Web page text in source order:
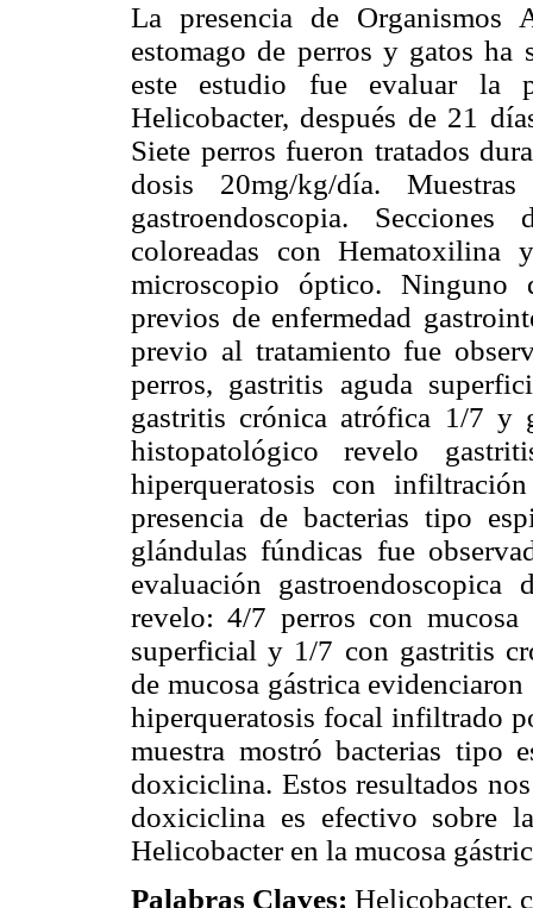
La presencia de Organismos
estomago de perros y gatos
este estudio fue evaluar la
Helicobacter, después de 21
Siete perros fueron tratados
dosis 20mg/kg/día.
gastroendoscopia.
coloreadas con
microscopio óptico. Ninguno
previos de enfermedad
previo al tratamiento fue
perros, gastritis aguda
gastritis crónica atrófica 1/7 y
histopatológico revelo
hiperqueratosis con
presencia de bacterias tipo
glándulas fúndicas fue
evaluación
revelo: 4/7 perros con
superficial y 1/7 con gastritis
de mucosa gástrica
hiperqueratosis focal infiltrado
muestra mostró bacterias tipo
doxiciclina. Estos resultados
doxiciclina es efectivo sobre
Helicobacter en la mucosa
Palabras Claves: Helicobacter,